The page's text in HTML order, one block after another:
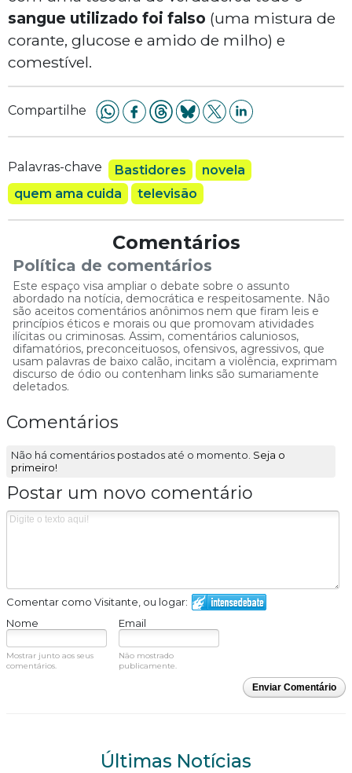
sangue utilizado foi falso (uma mistura de
corante, glucose e amido de milho) e
comestível.
Compartilhe
Palavras-chave Bastidores
novela
quem ama cuida
televisão
Comentários
Política de comentários
Este espaço visa ampliar o debate sobre o assunto
abordado na notícia, democrática e respeitosamente. Não
são aceitos comentários anônimos nem que firam leis e
princípios éticos e morais ou que promovam atividades
ilícitas ou criminosas. Assim, comentários caluniosos,
difamatórios, preconceituosos, ofensivos, agressivos, que
usam palavras de baixo calão, incitam a violência, exprimam
discurso de ódio ou contenham links são sumariamente
deletados.
Comentários
Não há comentários postados até o momento. Seja o
primeiro!
Postar um novo comentário
Comentar como Visitante, ou logar:
Nome
Email
Mostrar junto aos seus
comentários.
Não mostrado
publicamente.
Enviar Comentário
Últimas Notícias